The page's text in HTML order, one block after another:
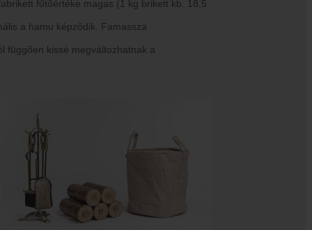
fűtőértéke magas (1 kg brikett kb. 18,5
a hamu képződik. Famassza
függően kissé megváltozhatnak a